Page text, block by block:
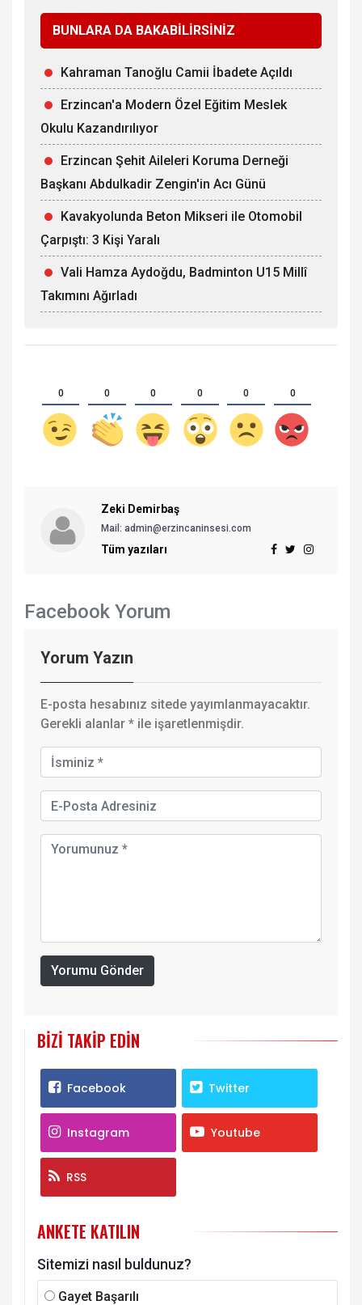
BUNLARA DA BAKABİLİRSİNİZ
Kahraman Tanoğlu Camii İbadete Açıldı
Erzincan'a Modern Özel Eğitim Meslek
Okulu Kazandırılıyor
Erzincan Şehit Aileleri Koruma Derneği
Başkanı Abdulkadir Zengin'in Acı Günü
Kavakyolunda Beton Mikseri ile Otomobil
Çarpıştı: 3 Kişi Yaralı
Vali Hamza Aydoğdu, Badminton U15 Millî
Takımını Ağırladı
0 0 0 0 0 0
Zeki Demirbaş
Mail: admin@erzincaninsesi.com
Tüm yazıları
Facebook Yorum
Yorum Yazın
E-posta hesabınız sitede yayımlanmayacaktır.
Gerekli alanlar * ile işaretlenmişdir.
Yorumu Gönder
BIZI TAKIP EDIN
Facebook Twitter
Instagram Youtube
RSS
ANKETE KATILIN
Sitemizi nasıl buldunuz?
Gayet Başarılı